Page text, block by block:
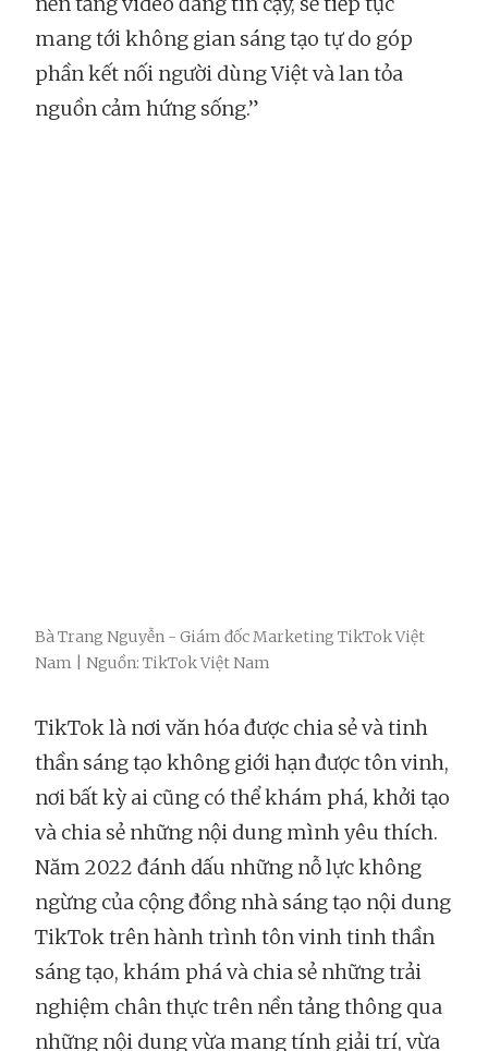
mang tới không gian sáng tạo tự do góp
phần kết nối người dùng Việt và lan tỏa
nguồn cảm hứng sống.”
Bà Trang Nguyễn - Giám đốc Marketing TikTok Việt
Nam | Nguồn: TikTok Việt Nam
TikTok là nơi văn hóa được chia sẻ và tinh
thần sáng tạo không giới hạn được tôn vinh,
nơi bất kỳ ai cũng có thể khám phá, khởi tạo
và chia sẻ những nội dung mình yêu thích.
Năm 2022 đánh dấu những nỗ lực không
ngừng của cộng đồng nhà sáng tạo nội dung
TikTok trên hành trình tôn vinh tinh thần
sáng tạo, khám phá và chia sẻ những trải
nghiệm chân thực trên nền tảng thông qua
những nội dung vừa mang tính giải trí, vừa